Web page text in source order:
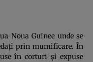
Noua Guinee unde se
prin mumificare. În
în corturi şi expuse